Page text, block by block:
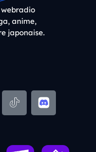
anime,
japonaise.